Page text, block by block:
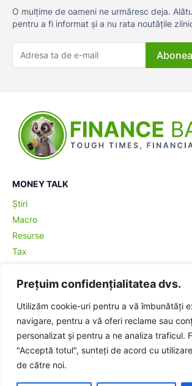
Prețuim confidențialitatea dvs.
Utilizăm cookie-uri pentru a vă îmbunătăți
navigare, pentru a vă oferi reclame sau
personalizat și pentru a ne analiza traficul.
"Acceptă totul", sunteți de acord cu
de către noi.
O mulțime de oameni ne urmăresc deja.
pentru a fi informat și a nu rata noutățile
MONEY TALK
Știri
Macro
Resurse
Tax
Contabilitate
Crypto
© BadgerHub - Toate drepturile rezervate -
Publicitate